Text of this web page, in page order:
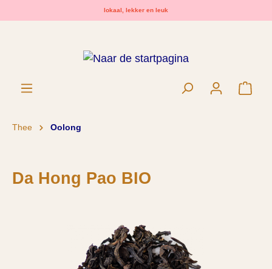
lokaal, lekker en leuk
Thee Oolong
Da Hong Pao BIO
Afbeeldingengalerij overslaan